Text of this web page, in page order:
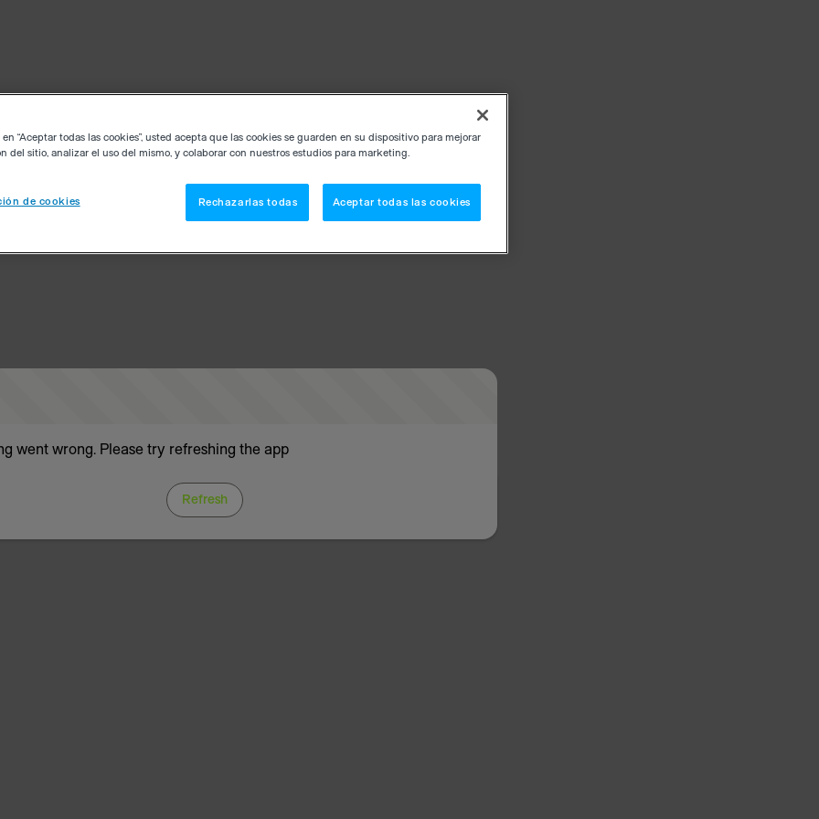
went wrong. Please try refreshing the app
Refresh
“Aceptar todas las cookies”, usted acepta que las cookies se guarden en su dispositivo para mejorar
del sitio, analizar el uso del mismo, y colaborar con nuestros estudios para marketing.
de cookies Rechazarlas todas Aceptar todas las cookies